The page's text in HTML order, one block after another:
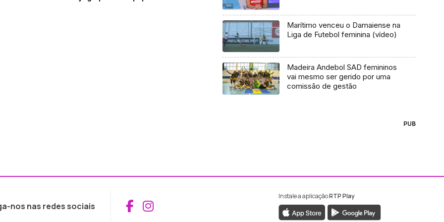
Marítimo venceu o Damaiense na
Liga de Futebol feminina (vídeo)
Madeira Andebol SAD femininos
vai mesmo ser gerido por uma
comissão de gestão
PUB
nos nas redes sociais Aceder ao Facebook da RTP Madeira
Aceder ao Instagram da RTP Madeira
Instale a aplicaçãoRTP Play